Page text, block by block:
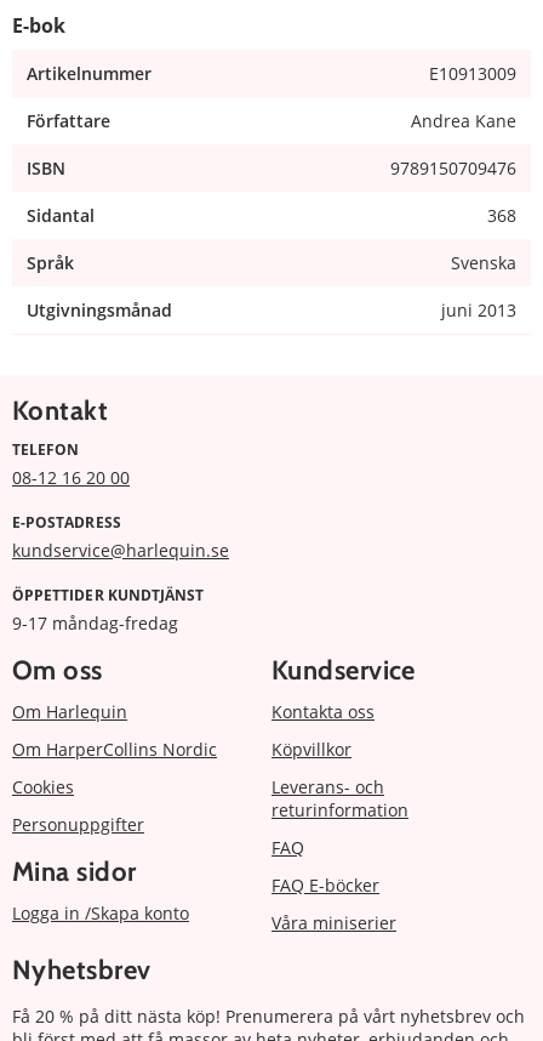
E-bok
Artikelnummer E10913009
Författare Andrea Kane
ISBN 9789150709476
Sidantal 368
Språk Svenska
Utgivningsmånad juni 2013
Kontakt
TELEFON
08-12 16 20 00
E-POSTADRESS
kundservice@harlequin.se
ÖPPETTIDER KUNDTJÄNST
9-17 måndag-fredag
Om oss
Om Harlequin
Om HarperCollins Nordic
Cookies
Personuppgifter
Mina sidor
Logga in /Skapa konto
Kundservice
Kontakta oss
Köpvillkor
Leverans- och
returinformation
FAQ
FAQ E-böcker
Våra miniserier
Nyhetsbrev
Få 20 % på ditt nästa köp! Prenumerera på vårt nyhetsbrev och